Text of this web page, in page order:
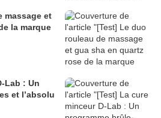
massage et
la marque
Lab : Un
et l’absolu